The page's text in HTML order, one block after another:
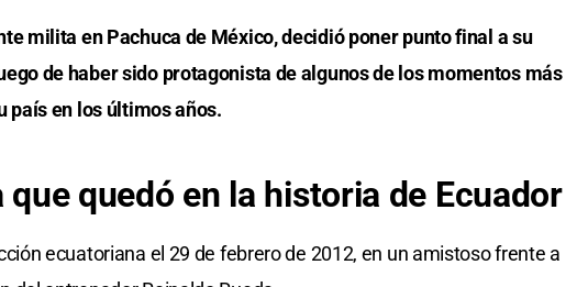
milita en Pachuca de México, decidió poner punto final a su
de haber sido protagonista de algunos de los momentos más
país en los últimos años.
quedó en la historia de Ecuador
ecuatoriana el 29 de febrero de 2012, en un amistoso frente a